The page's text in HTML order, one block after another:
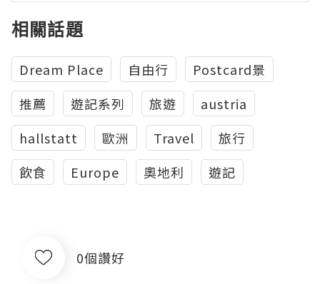
相關話題
Dream Place 自由行
Postcard景
推薦
遊記系列 旅遊
austria
hallstatt
歐洲 Travel
旅行
飲食
Europe 奧地利 遊記
0個讚好